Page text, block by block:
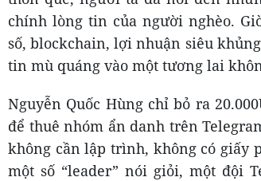
chính lòng tin của người nghèo.
số, blockchain, lợi nhuận siêu
tin mù quáng vào một tương lai
Nguyễn Quốc Hùng chỉ bỏ ra
để thuê nhóm ẩn danh trên
không cần lập trình, không có giấy
một số “leader” nói giỏi, một đội